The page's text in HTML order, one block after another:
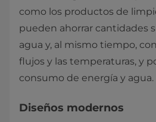
como los productos de
pueden ahorrar cantidades
agua y, al mismo tiempo,
flujos y las temperaturas, y
consumo de energía y agua.
Diseños modernos